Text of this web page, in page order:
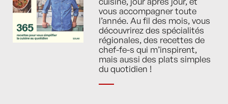
vous accompagner toute
l’année. Au fil des mois, vous
découvrirez des spécialités
régionales, des recettes de
chef-fe-s qui m’inspirent,
mais aussi des plats simples
du quotidien !